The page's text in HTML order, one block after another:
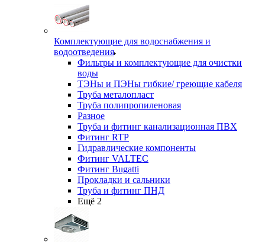
Комплектующие для водоснабжения и
водоотведения
Фильтры и комплектующие для очистки
воды
ТЭНы и ПЭНы гибкие/ греющие кабеля
Труба металопласт
Труба полипропиленовая
Разное
Труба и фитинг канализационная ПВХ
Фитинг RTP
Гидравлические компоненты
Фитинг VALTEC
Фитинг Bugatti
Прокладки и сальники
Труба и фитинг ПНД
Ещё 2